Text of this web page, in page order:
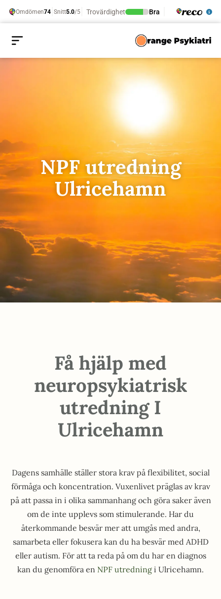
NPF utredning
Ulricehamn
Få hjälp med
neuropsykiatrisk
utredning I
Ulricehamn
Dagens samhälle ställer stora krav på flexibilitet, social
förmåga och koncentration. Vuxenlivet präglas av krav
på att passa in i olika sammanhang och göra saker även
om de inte upplevs som stimulerande. Har du
återkommande besvär mer att umgås med andra,
samarbeta eller fokusera kan du ha besvär med ADHD
eller autism. För att ta reda på om du har en diagnos
kan du genomföra en NPF utredning i Ulricehamn.